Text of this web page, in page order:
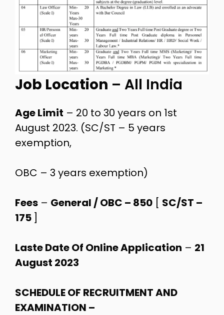
Job Location – All India
Age Limit – 20 to 30 years on 1st
August 2023. (SC/ST – 5 years
exemption,
OBC – 3 years exemption)
Fees – General / OBC – 850 [ SC/ST –
175 ]
Laste Date Of Online Application – 21
August 2023
SCHEDULE OF RECRUITMENT AND
EXAMINATION –